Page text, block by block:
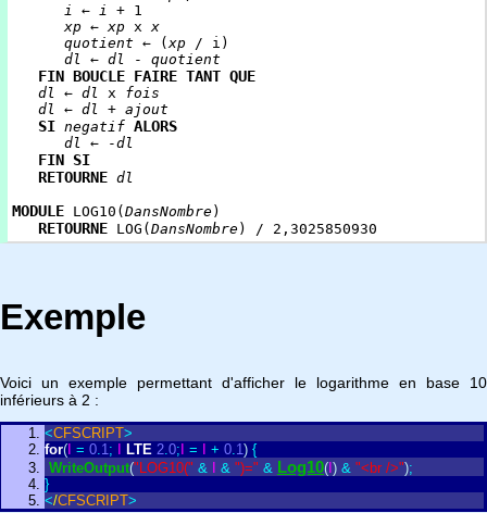
i ← i + 1
xp ←xp xx
quotient ← (xp / i)
dl ← dl - quotient
FIN BOUCLE FAIRE TANT QUE
dl ← dl x fois
dl ← dl + ajout
SI negatif ALORS
dl ← -dl
FIN SI
RETOURNE dl
MODULE LOG10( DansNombre)
RETOURNE LOG( DansNombre) / 2,3025850930
Exemple
Voici un exemple permettant d'afficher le logarithme en base 10
inférieurs à 2 :
<CFSCRIPT>
for( = 0.1; LTE 2.0; = + 0.1) {
WriteOutput("LOG10(" & & ")=" & Log10( ) & "<br />");
}
</CFSCRIPT>